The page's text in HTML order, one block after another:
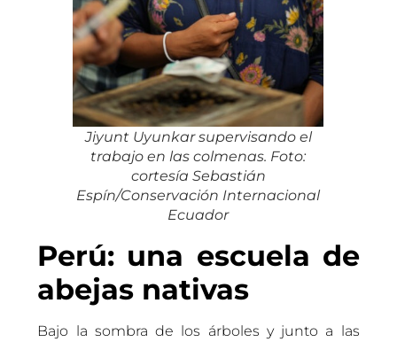
Jiyunt Uyunkar supervisando el
trabajo en las colmenas. Foto:
cortesía Sebastián
Espín/Conservación Internacional
Ecuador
Perú: una escuela de
abejas nativas
Bajo la sombra de los árboles y junto a las